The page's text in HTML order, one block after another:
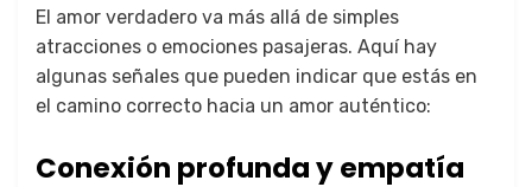
El amor verdadero va más allá de simples
atracciones o emociones pasajeras. Aquí hay
algunas señales que pueden indicar que estás en
el camino correcto hacia un amor auténtico:
Conexión profunda y empatía